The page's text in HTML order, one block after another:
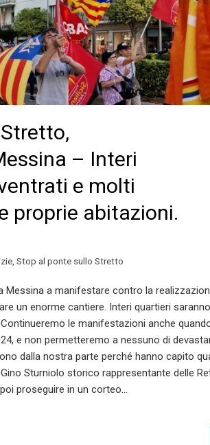
– Interi
e molti
proprie abitazioni.
Stop al ponte sullo Stretto
Messina a manifestare contro la
un enorme cantiere. Interi quartieri
le manifestazioni anche
e non permetteremo a nessuno di
dalla nostra parte perché hanno capito
Sturniolo storico rappresentante delle
proseguire in un corteo…